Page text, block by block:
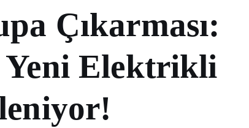
Çıkarması:
Yeni Elektrikli